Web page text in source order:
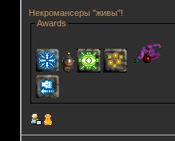
Некромансеры "живы"!
Awards